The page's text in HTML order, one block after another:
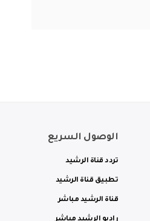
الوصول السريع
تردد قناة الرشيد
تطبيق قناة الرشيد
قناة الرشيد مباشر